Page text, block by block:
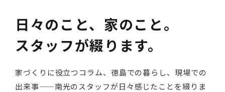
日々のこと、家のこと。
スタッフが綴ります。
家づくりに役立つコラム、徳島での暮らし、現場での
出来事——南光のスタッフが日々感じたことを綴りま